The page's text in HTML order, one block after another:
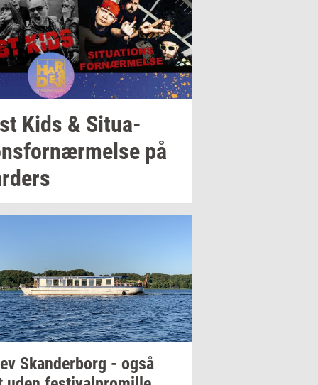
Kids & Si­tu­a­
på
Skan­der­borg - også